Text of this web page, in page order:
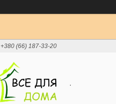
+380 (66) 187-33-20
.